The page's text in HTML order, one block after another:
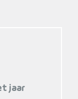
jaar